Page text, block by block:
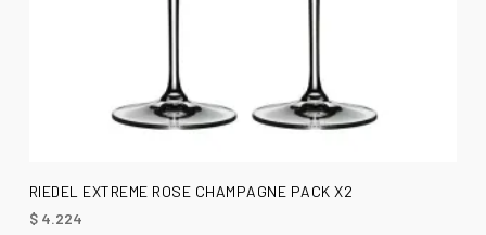
AÑADIR AL CARRITO
RIEDEL EXTREME ROSE CHAMPAGNE PACK X2
$4.224